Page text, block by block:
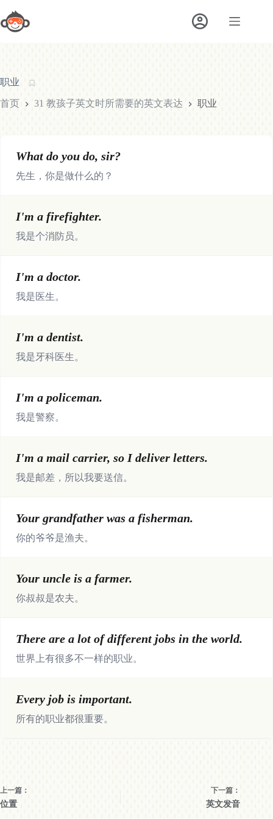
至
内
容
职业
首页 31 教孩子英文时所需要的英文表达 职业
What do you do, sir?
先生，你是做什么的？
I'm a firefighter.
我是个消防员。
I'm a doctor.
我是医生。
I'm a dentist.
我是牙科医生。
I'm a policeman.
我是警察。
I'm a mail carrier, so I deliver letters.
我是邮差，所以我要送信。
Your grandfather was a fisherman.
你的爷爷是渔夫。
Your uncle is a farmer.
你叔叔是农夫。
There are a lot of different jobs in the world.
世界上有很多不一样的职业。
Every job is important.
所有的职业都很重要。
上一篇：
位置
下一篇：
英文发音